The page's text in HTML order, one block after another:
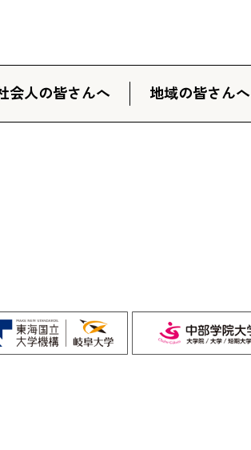
会人の皆さんへ 地域の皆さんへ